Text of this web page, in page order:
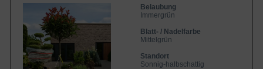
Belaubung
Immergrün
Blatt- / Nadelfarbe
Mittelgrün
Standort
Sonnig-halbschattig